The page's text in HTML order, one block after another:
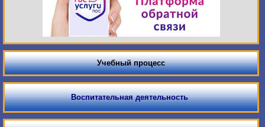
Учебный процесс
Воспитательная деятельность